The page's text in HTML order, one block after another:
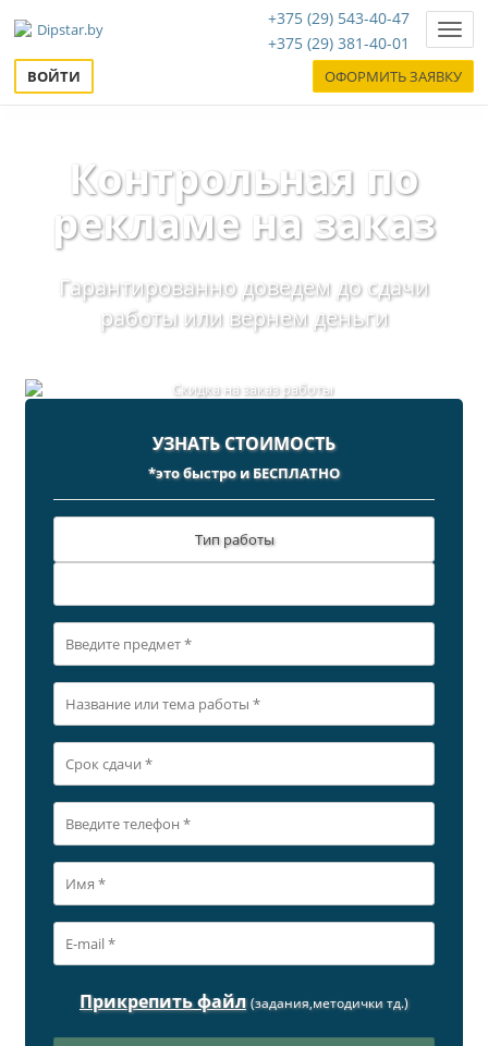
+375 (29) 543-40-47
+375 (29) 381-40-01
ВОЙТИ ОФОРМИТЬ ЗАЯВКУ
Контрольная по
рекламе на заказ
Гарантированно доведем до сдачи
работы или вернем деньги
УЗНАТЬ СТОИМОСТЬ
*это быстро и БЕСПЛАТНО
Тип работы
Прикрепить файл (задания,методички тд.)